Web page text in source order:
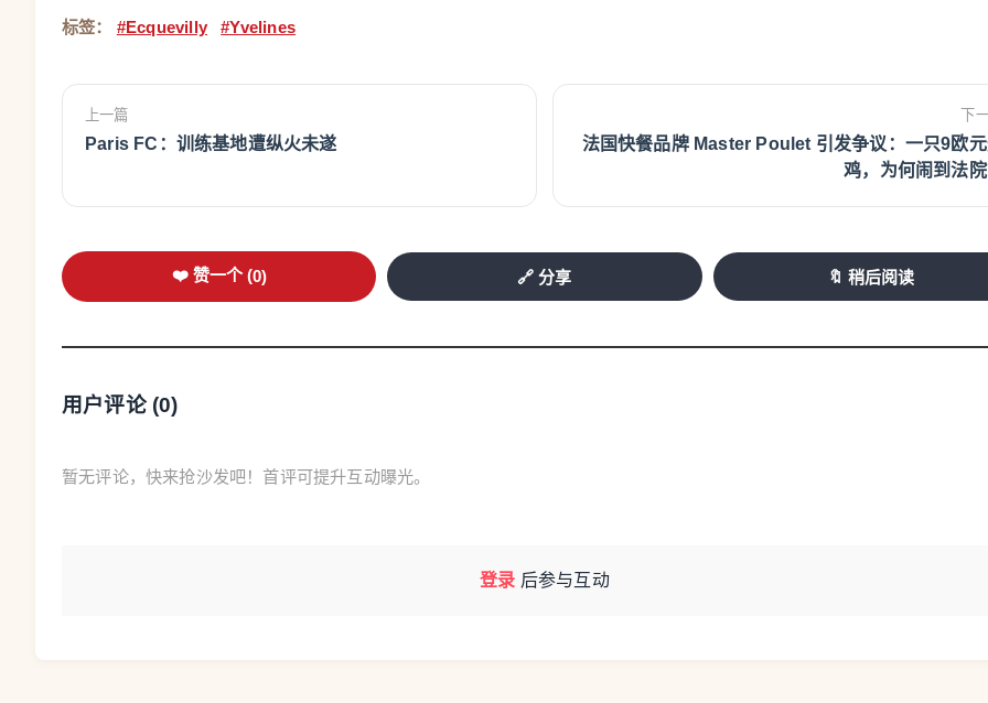
标签： #Ecquevilly #Yvelines
上一篇
Paris FC：训练基地遭纵火未遂
下
法国快餐品牌 Master Poulet 引发争议：一只9欧
鸡，为何闹到法院
❤️ 赞一个 (0) 🔗 分享 🔖 稍后阅读
用户评论 (0)
暂无评论，快来抢沙发吧！首评可提升互动曝光。
登录 后参与互动